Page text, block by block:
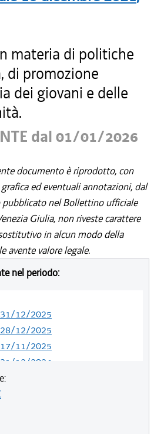
materia di politiche
di promozione
dei giovani e delle
dal 01/01/2026
documento è riprodotto, con
ed eventuali annotazioni, dal
nel Bollettino ufficiale
Giulia, non riveste carattere
in alcun modo della
avente valore legale.
nel periodo:
12/2025
12/2025
11/2025
12/2024
08/2024
05/2024
10/2023